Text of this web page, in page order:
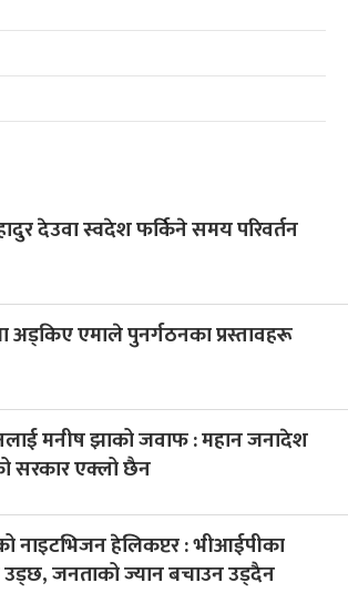
देउवा स्वदेश फर्किने समय परिवर्तन
अड्किए एमाले पुनर्गठनका प्रस्तावहरू
मनीष झाको जवाफ : महान जनादेश
सरकार एक्लो छैन
नाइटभिजन हेलिकप्टर : भीआईपीका
उड्छ, जनताको ज्यान बचाउन उड्दैन